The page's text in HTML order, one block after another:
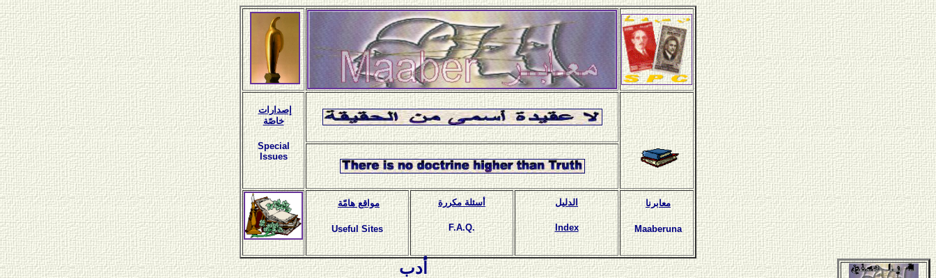
إصدارات
خاصّة
Special
Issues
مواقع هامّة
Useful Sites
أسئلة مكررة
F.A.Q.
الدليل
Index
معابرنا
Maaberuna
أدب